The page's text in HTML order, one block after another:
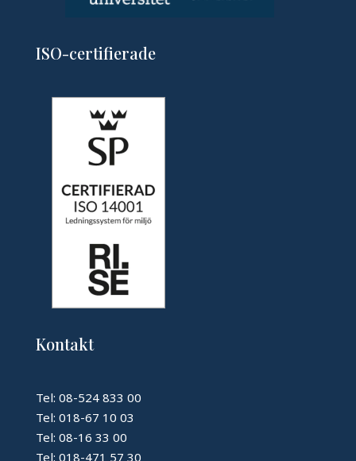
ISO-certifierade
Kontakt
Tel: 08-524 833 00
Tel: 018-67 10 03
Tel: 08-16 33 00
Tel: 018-471 57 30